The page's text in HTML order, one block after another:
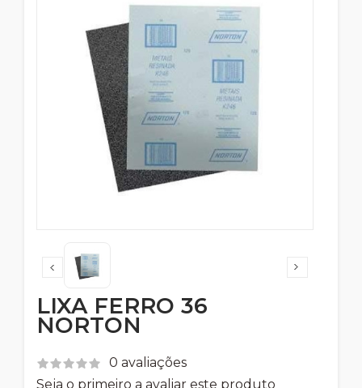
LIXA FERRO 36
NORTON
0 avaliações
Seja o primeiro a avaliar este produto